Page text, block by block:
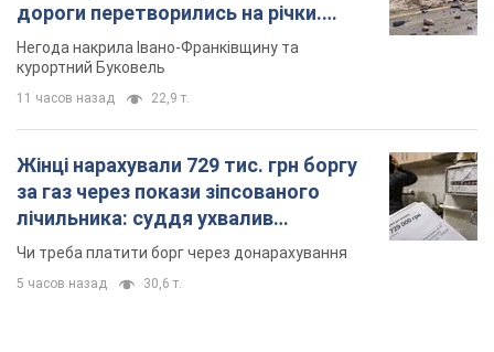
дороги перетворились на річки.
Відео
Негода накрила Івано-Франківщину та
курортний Буковель
11 часов назад 22,9 т.
Жінці нарахували 729 тис. грн боргу
за газ через покази зіпсованого
лічильника: суддя ухвалив
неочікуване рішення
Чи треба платити борг через донарахування
5 часов назад 30,6 т.